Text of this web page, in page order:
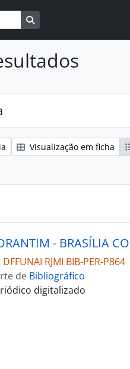
Visualização em ficha
DFFUNAI RJMI BIB-PER-P864
de Bibliográfico
digitalizado